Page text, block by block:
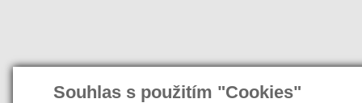
Souhlas s použitím "Cookies"